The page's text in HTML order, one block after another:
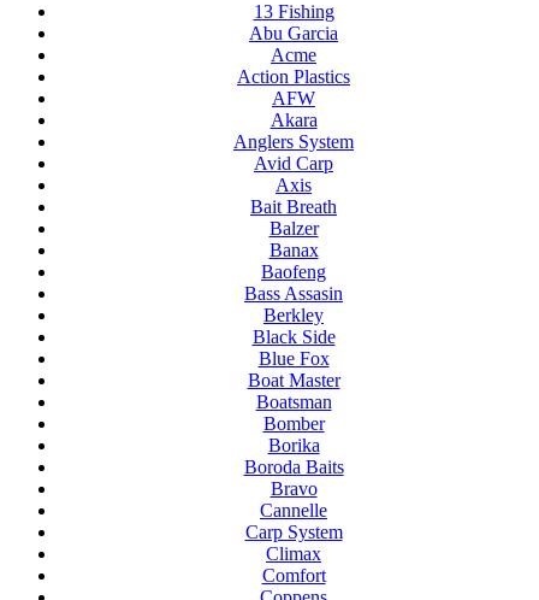
13 Fishing
Abu Garcia
Acme
Action Plastics
AFW
Akara
Anglers System
Avid Carp
Axis
Bait Breath
Balzer
Banax
Baofeng
Bass Assasin
Berkley
Black Side
Blue Fox
Boat Master
Boatsman
Bomber
Borika
Boroda Baits
Bravo
Cannelle
Carp System
Climax
Comfort